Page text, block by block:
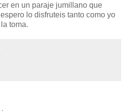
en un paraje jumillano que
lo disfruteis tanto como yo
toma.